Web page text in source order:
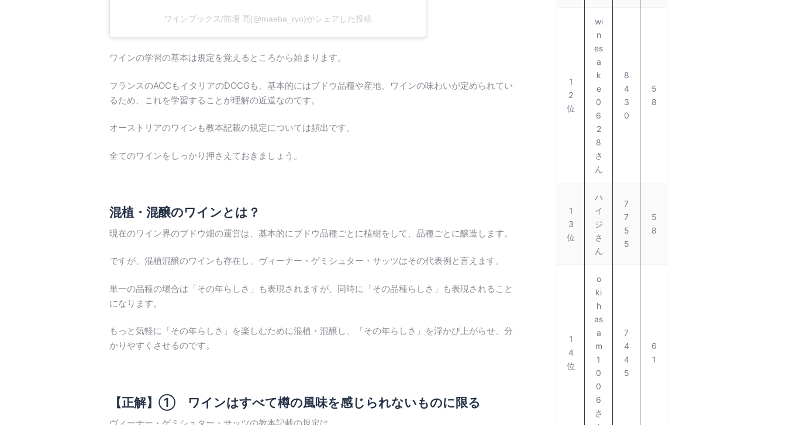
ワインブックス/前場 亮(@maeba_ryo)がシェアした投稿
ワインの学習の基本は規定を覚えるところから始まります。
フランスのAOCもイタリアのDOCGも、基本的にはブドウ品種や産地、ワインの味わいが定められてい
るため、これを学習することが理解の近道なのです。
オーストリアのワインも教本記載の規定については頻出です。
全てのワインをしっかり押さえておきましょう。
混植・混醸のワインとは？
現在のワイン界のブドウ畑の運営は、基本的にブドウ品種ごとに植樹をして、品種ごとに醸造します。
ですが、混植混醸のワインも存在し、ヴィーナー・ゲミシュター・サッツはその代表例と言えます。
単一の品種の場合は「その年らしさ」も表現されますが、同時に「その品種らしさ」も表現されること
になります。
もっと気軽に「その年らしさ」を楽しむために混植・混醸し、「その年らしさ」を浮かび上がらせ、分
かりやすくさせるのです。
【正解】① ワインはすべて樽の風味を感じられないものに限る
1
2
位
wi
n
es
a
k
e
0
6
2
8
さ
ん
8
4
3
0
5
8
1
3
位
ハ
イ
ジ
さ
ん
7
7
5
5
5
8
1
4
位
o
ki
h
as
a
m
1
0
0
6
さ
7
4
4
5
6
1